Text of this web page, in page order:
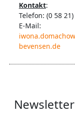
Kontakt:
Telefon: (0 58
E-Mail:
bevensen.de
Newsletter